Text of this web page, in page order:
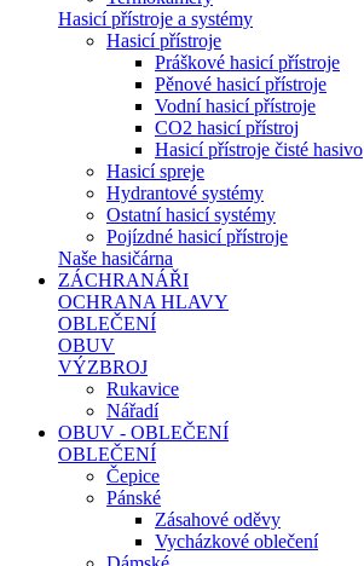
Hasicí přístroje a systémy
Hasicí přístroje
Práškové hasicí přístroje
Pěnové hasicí přístroje
Vodní hasicí přístroje
CO2 hasicí přístroj
Hasicí přístroje čisté hasivo
Hasicí spreje
Hydrantové systémy
Ostatní hasicí systémy
Pojízdné hasicí přístroje
Naše hasičárna
ZÁCHRANÁŘI
OCHRANA HLAVY
OBLEČENÍ
OBUV
VÝZBROJ
Rukavice
Nářadí
OBUV - OBLEČENÍ
OBLEČENÍ
Čepice
Pánské
Zásahové oděvy
Vycházkové oblečení